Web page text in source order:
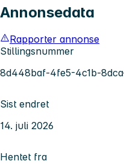
Annonsedata
Rapporter annonse
Stillingsnummer
8d448baf-4fe5-4c1b-
Sist endret
14. juli 2026
Hentet fra